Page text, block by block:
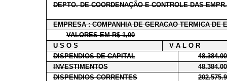
DEPTO. DE COORDENAÇÃO E CONTROLE DAS
EMPRESA : COMPANHIA DE GERACAO TERMICA DE
VALORES EM R$ 1,00
U S O S
V A L O R
DISPENDIOS DE CAPITAL
INVESTIMENTOS
DISPENDIOS CORRENTES